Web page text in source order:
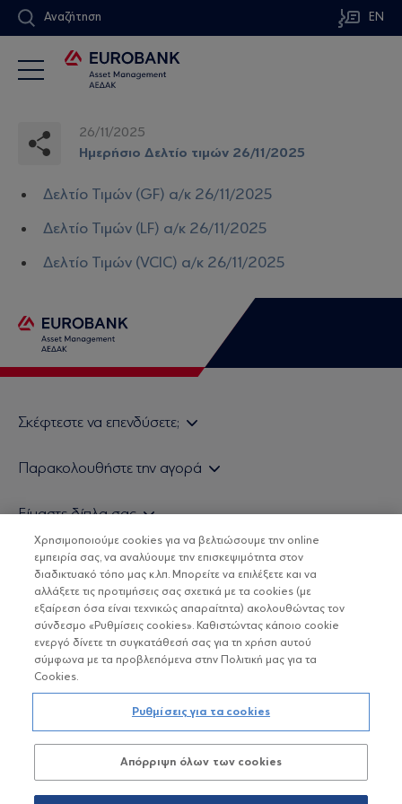
Αναζήτηση EN
26/11/2025
Ημερήσιο Δελτίο τιμών 26/11/2025
Δελτίο Τιμών (GF) α/κ 26/11/2025
Δελτίο Τιμών (LF) α/κ 26/11/2025
Δελτίο Τιμών (VCIC) α/κ 26/11/2025
Σκέφτεστε να επενδύσετε;
Τιμολογιακή Πολιτική
Δείτε τις πολιτικές μας
Βασικές Γνώσεις
Παρακολουθήστε την αγορά
Τα νέα μας
Χρήσιμοι σύνδεσμοι
Είμαστε δίπλα σας
H Eurobank Asset Management ΑΕΔΑΚ
Επενδυτική φιλοσοφία ESG
Πιστοποιημένα στελέχη και συνεργάτες
Αποστολή Βιογραφικών
ΟΙ ΟΣΕΚΑ ΔΕΝ ΕΧΟΥΝ ΕΓΓΥΗΜΕΝΗ ΑΠΟΔΟΣΗ ΚΑΙ ΟΙ
ΠΡΟΗΓΟΥΜΕΝΕΣ ΑΠΟΔΟΣΕΙΣ ΔΕΝ ΔΙΑΣΦΑΛΙΖΟΥΝ ΤΙΣ
ΜΕΛΛΟΝΤΙΚΕΣ
Copyright © Eurobank ΑΕΔΑΚ
Προστασία Προσωπικών Δεδομένων
Όροι χρήσης
Χρησιμοποιούμε cookies για να βελτιώσουμε την online
εμπειρία σας, να αναλύουμε την επισκεψιμότητα στον
διαδικτυακό τόπο μας κ.λπ. Μπορείτε να επιλέξετε και να
αλλάξετε τις προτιμήσεις σας σχετικά με τα cookies (με
εξαίρεση όσα είναι τεχνικώς απαραίτητα) ακολουθώντας τον
σύνδεσμο «Ρυθμίσεις cookies». Καθιστώντας κάποιο cookie
ενεργό δίνετε τη συγκατάθεσή σας για τη χρήση αυτού
σύμφωνα με τα προβλεπόμενα στην Πολιτική μας για τα
Cookies.
Ρυθμίσεις για τα cookies
Απόρριψη όλων των cookies